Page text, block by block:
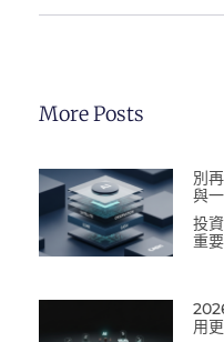
More Posts
別
與
投
重
用